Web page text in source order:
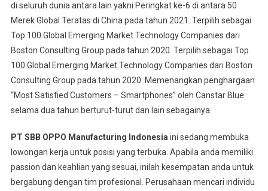
di seluruh dunia antara lain yakni Peringkat ke-6 di antara 50
Merek Global Teratas di China pada tahun 2021. Terpilih sebagai
Top 100 Global Emerging Market Technology Companies dari
Boston Consulting Group pada tahun 2020. Terpilih sebagai Top
100 Global Emerging Market Technology Companies dari Boston
Consulting Group pada tahun 2020. Memenangkan penghargaan
“Most Satisfied Customers – Smartphones” oleh Canstar Blue
selama dua tahun berturut-turut dan lain sebagainya.
PT SBB OPPO Manufacturing Indonesia ini sedang membuka
lowongan kerja untuk posisi yang terbuka. Apabila anda memiliki
passion dan keahlian yang sesuai, inilah kesempatan anda untuk
bergabung dengan tim profesional. Perusahaan mencari individu